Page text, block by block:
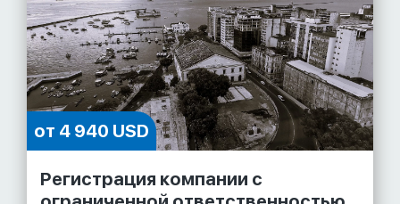
от 4 940 USD
Регистрация компании с